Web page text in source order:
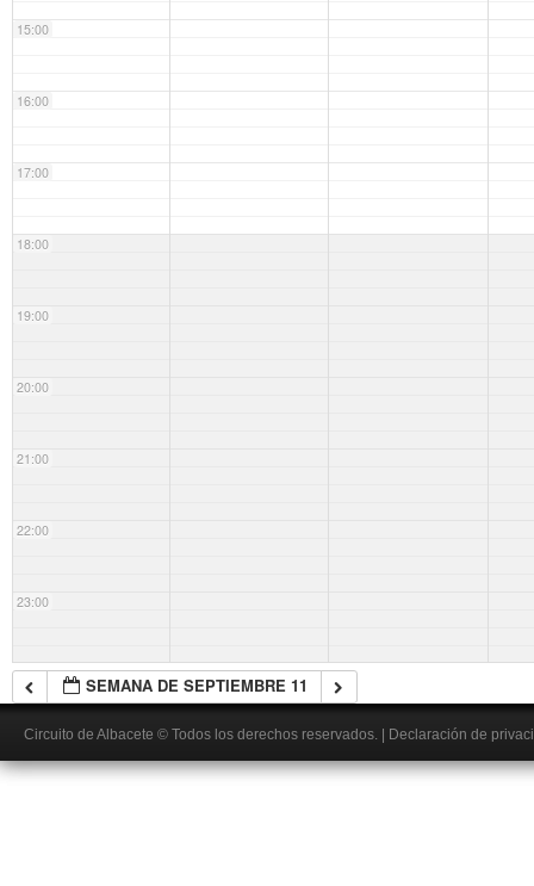
15:00
16:00
17:00
18:00
19:00
20:00
21:00
22:00
23:00
SEMANA DE SEPTIEMBRE 11
Circuito de Albacete © Todos los derechos reservados. Declaración de